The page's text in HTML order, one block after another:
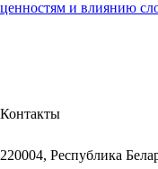
ценностям и влиянию
Контакты
220004, Республика